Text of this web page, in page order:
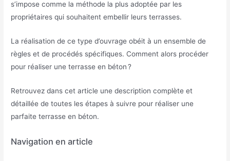
s’impose comme la méthode la plus adoptée par les
propriétaires qui souhaitent embellir leurs terrasses.
La réalisation de ce type d’ouvrage obéit à un ensemble de
règles et de procédés spécifiques. Comment alors procéder
pour réaliser une terrasse en béton ?
Retrouvez dans cet article une description complète et
détaillée de toutes les étapes à suivre pour réaliser une
parfaite terrasse en béton.
Navigation en article